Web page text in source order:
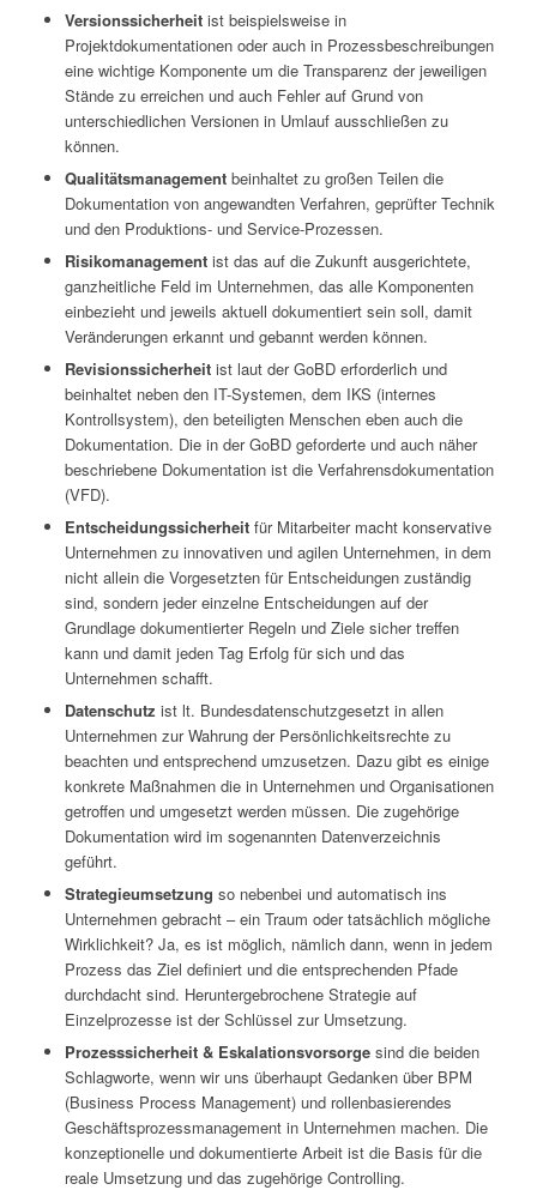
Versionssicherheitist beispielsweise in
Projektdokumentationen oder auch in Prozessbeschreibungen
eine wichtige Komponente um die Transparenz der jeweiligen
Stände zu erreichen und auch Fehler auf Grund von
unterschiedlichen Versionen in Umlauf ausschließen zu
können.
Qualitätsmanagementbeinhaltet zu großen Teilen die
Dokumentation von angewandten Verfahren, geprüfter Technik
und den Produktions- und Service-Prozessen.
Risikomanagementist das auf die Zukunft ausgerichtete,
ganzheitliche Feld im Unternehmen, das alle Komponenten
einbezieht und jeweils aktuell dokumentiert sein soll, damit
Veränderungen erkannt und gebannt werden können.
Revisionssicherheitist laut der GoBD erforderlich und
beinhaltet neben den IT-Systemen, dem IKS (internes
Kontrollsystem), den beteiligten Menschen eben auch die
Dokumentation. Die in der GoBD geforderte und auch näher
beschriebene Dokumentation ist die Verfahrensdokumentation
(VFD).
Entscheidungssicherheitfür Mitarbeiter macht konservative
Unternehmen zu innovativen und agilen Unternehmen, in dem
nicht allein die Vorgesetzten für Entscheidungen zuständig
sind, sondern jeder einzelne Entscheidungen auf der
Grundlage dokumentierter Regeln und Ziele sicher treffen
kann und damit jeden Tag Erfolg für sich und das
Unternehmen schafft.
Datenschutz ist lt. Bundesdatenschutzgesetzt in allen
Unternehmen zur Wahrung der Persönlichkeitsrechte zu
beachten und entsprechend umzusetzen. Dazu gibt es einige
konkrete Maßnahmen die in Unternehmen und Organisationen
getroffen und umgesetzt werden müssen. Die zugehörige
Dokumentation wird im sogenannten Datenverzeichnis
geführt.
Strategieumsetzung so nebenbei und automatisch ins
Unternehmen gebracht – ein Traum oder tatsächlich mögliche
Wirklichkeit? Ja, es ist möglich, nämlich dann, wenn in jedem
Prozess das Ziel definiert und die entsprechenden Pfade
durchdacht sind. Heruntergebrochene Strategie auf
Einzelprozesse ist der Schlüssel zur Umsetzung.
Prozesssicherheit & Eskalationsvorsorge sind die beiden
Schlagworte, wenn wir uns überhaupt Gedanken über BPM
(Business Process Management) und rollenbasierendes
Geschäftsprozessmanagement in Unternehmen machen. Die
konzeptionelle und dokumentierte Arbeit ist die Basis für die
reale Umsetzung und das zugehörige Controlling.